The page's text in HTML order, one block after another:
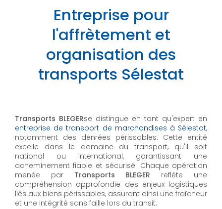
Entreprise pour
l'affrètement et
organisation des
transports Sélestat
Transports BLEGERse distingue en tant qu'expert en
entreprise de transport de marchandises à Sélestat,
notamment des denrées périssables. Cette entité
excelle dans le domaine du transport, qu'il soit
national ou international, garantissant une
acheminement fiable et sécurisé. Chaque opération
menée par Transports BLEGER reflète une
compréhension approfondie des enjeux logistiques
liés aux biens périssables, assurant ainsi une fraîcheur
et une intégrité sans faille lors du transit.